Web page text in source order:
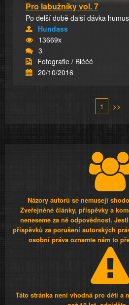
Pro labužníky vol. 7
Po delší době další dávka
Hundass
13669x
3
Fotografie / Blééé
20/10/2016
1 >>
Názory autorů se nemusejí
Zveřejněné články, příspěvky a
neneseme za ně odpovědnost.
příspěvků za porušení autorských
osobní práva oznamte nám to
Táto stránka není vhodná pro děti a